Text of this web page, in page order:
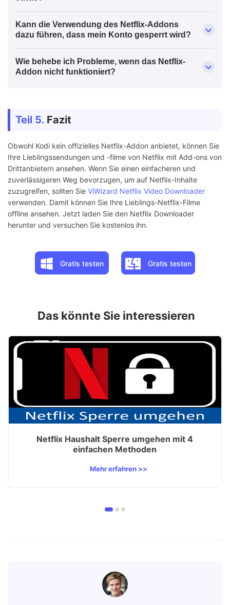
Kann die Verwendung des Netflix-Addons
dazu führen, dass mein Konto gesperrt wird?
Wie behebe ich Probleme, wenn das Netflix-
Addon nicht funktioniert?
Teil 5. Fazit
Obwohl Kodi kein offizielles Netflix-Addon anbietet, können Sie
Ihre Lieblingssendungen und -filme von Netflix mit Add-ons von
Drittanbietern ansehen. Wenn Sie einen einfacheren und
zuverlässigeren Weg bevorzugen, um auf Netflix-Inhalte
zuzugreifen, sollten Sie ViWizard Netflix Video Downloader
verwenden. Damit können Sie Ihre Lieblings-Netflix-Filme
offline ansehen. Jetzt laden Sie den Netflix Downloader
herunter und versuchen Sie kostenlos ihn.
Gratis testen Gratis testen
Das könnte Sie interessieren
Netflix Haushalt Sperre umgehen mit 4
einfachen Methoden
Mehr erfahren >>